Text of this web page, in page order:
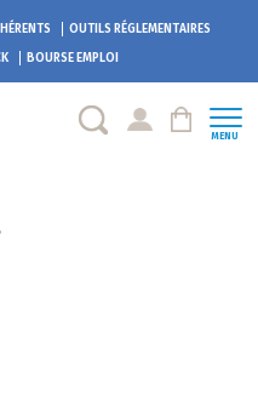
OUTILS RÉGLEMENTAIRES
BOURSE EMPLOI
MENU